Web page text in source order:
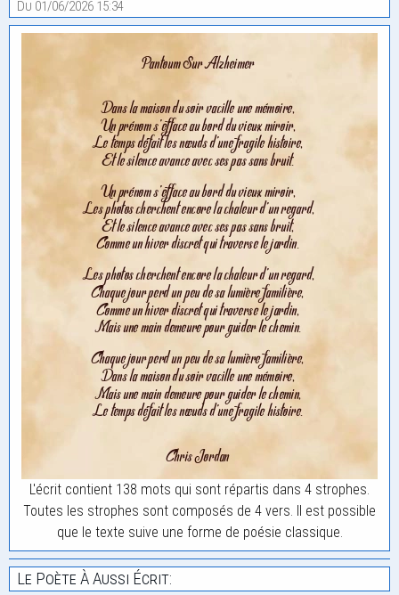
Du 01/06/2026 15:34
L'écrit contient 138 mots qui sont répartis dans 4 strophes.
Toutes les strophes sont composés de 4 vers. Il est possible
que le texte suive une forme de poésie classique.
Le Poète À Aussi Écrit: